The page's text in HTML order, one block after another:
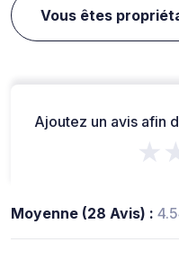
Vous êtes
Ajoutez un avis afin
Moyenne (28 Avis) :